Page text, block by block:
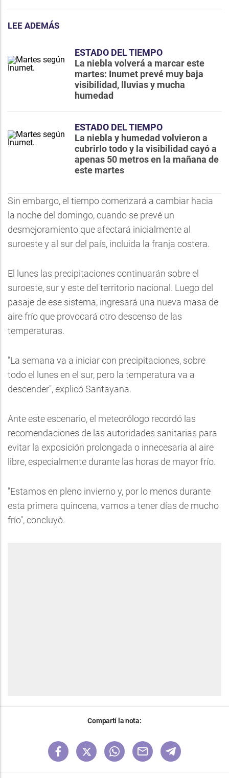
LEE ADEMÁS
ESTADO DEL TIEMPO
La niebla volverá a marcar este
martes: Inumet prevé muy baja
visibilidad, lluvias y mucha
humedad
ESTADO DEL TIEMPO
La niebla y humedad volvieron a
cubrirlo todo y la visibilidad cayó a
apenas 50 metros en la mañana de
este martes
Sin embargo, el tiempo comenzará a cambiar hacia
la noche del domingo, cuando se prevé un
desmejoramiento que afectará inicialmente al
suroeste y al sur del país, incluida la franja costera.
El lunes las precipitaciones continuarán sobre el
suroeste, sur y este del territorio nacional. Luego del
pasaje de ese sistema, ingresará una nueva masa de
aire frío que provocará otro descenso de las
temperaturas.
"La semana va a iniciar con precipitaciones, sobre
todo el lunes en el sur, pero la temperatura va a
descender", explicó Santayana.
Ante este escenario, el meteorólogo recordó las
recomendaciones de las autoridades sanitarias para
evitar la exposición prolongada o innecesaria al aire
libre, especialmente durante las horas de mayor frío.
"Estamos en pleno invierno y, por lo menos durante
esta primera quincena, vamos a tener días de mucho
frío", concluyó.
Compartí la nota: